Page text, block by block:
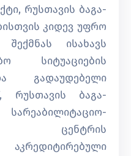
რუსთავის ბაგა-
კიდევ უფრო
ისახავს
სიტუაციების
გადაუდებელი
რუსთავის ბაგა-
ცენტრის